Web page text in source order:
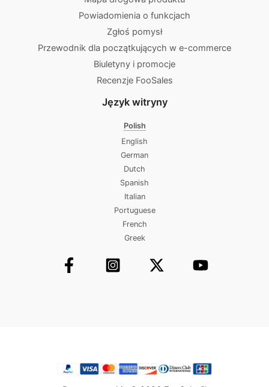
Powiadomienia o funkcjach
Zgłoś pomysł
Przewodnik dla początkujących w e-commerce
Biuletyny i promocje
Recenzje FooSales
Język witryny
Polish
English
German
Dutch
Spanish
Italian
Portuguese
French
Greek